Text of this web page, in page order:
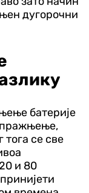
дугорочни
батерије
пражњење,
се све
и 80